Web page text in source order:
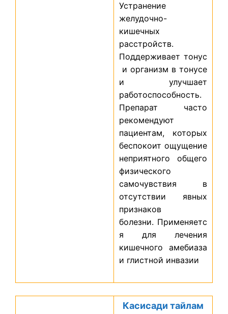
Устранение
желудочно-
кишечных
расстройств.
Поддерживает тонус
и организм в тонусе
и улучшает
работоспособность.
Препарат часто
рекомендуют
пациентам, которых
беспокоит ощущение
неприятного общего
физического
самочувствия в
отсутствии явных
признаков
болезни. Применяетс
я для лечения
кишечного амебиаза
и глистной инвазии
Касисади тайлам